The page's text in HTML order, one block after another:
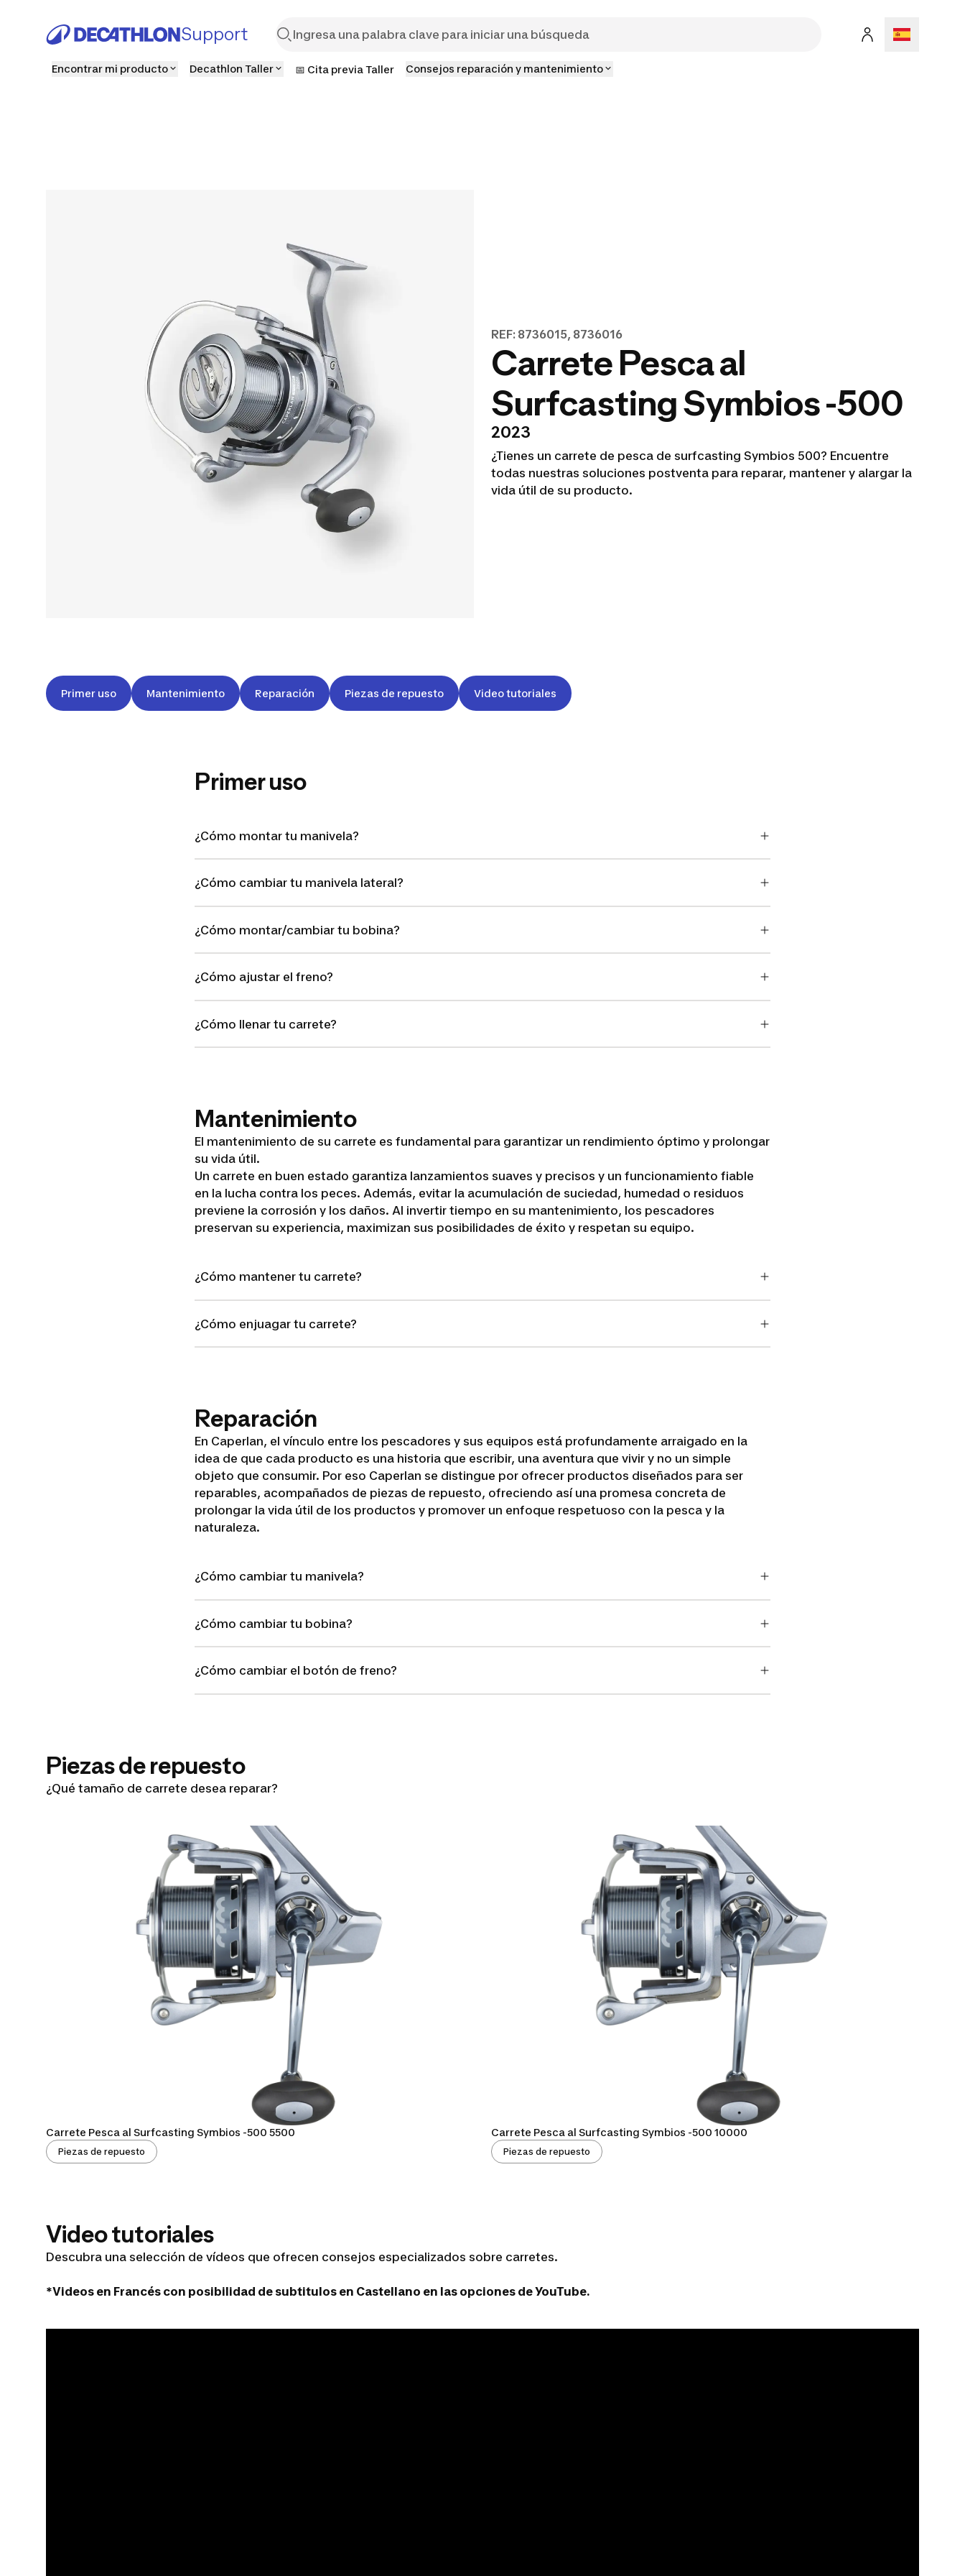
Support
Encontrar mi producto Decathlon Taller 📅 Cita previa Taller Consejos reparación y mantenimiento
REF: 8736015, 8736016
Carrete Pesca al
Surfcasting Symbios -500
2023
¿Tienes un carrete de pesca de surfcasting Symbios 500? Encuentre
todas nuestras soluciones postventa para reparar, mantener y alargar la
vida útil de su producto.
Primer uso Mantenimiento Reparación Piezas de repuesto Video tutoriales
Primer uso
¿Cómo montar tu manivela?
¿Cómo cambiar tu manivela lateral?
¿Cómo montar/cambiar tu bobina?
¿Cómo ajustar el freno?
¿Cómo llenar tu carrete?
Mantenimiento
El mantenimiento de su carrete es fundamental para garantizar un rendimiento óptimo y prolongar
su vida útil.
Un carrete en buen estado garantiza lanzamientos suaves y precisos y un funcionamiento fiable
en la lucha contra los peces. Además, evitar la acumulación de suciedad, humedad o residuos
previene la corrosión y los daños. Al invertir tiempo en su mantenimiento, los pescadores
preservan su experiencia, maximizan sus posibilidades de éxito y respetan su equipo.
¿Cómo mantener tu carrete?
¿Cómo enjuagar tu carrete?
Reparación
En Caperlan, el vínculo entre los pescadores y sus equipos está profundamente arraigado en la
idea de que cada producto es una historia que escribir, una aventura que vivir y no un simple
objeto que consumir. Por eso Caperlan se distingue por ofrecer productos diseñados para ser
reparables, acompañados de piezas de repuesto, ofreciendo así una promesa concreta de
prolongar la vida útil de los productos y promover un enfoque respetuoso con la pesca y la
naturaleza.
¿Cómo cambiar tu manivela?
¿Cómo cambiar tu bobina?
¿Cómo cambiar el botón de freno?
Piezas de repuesto
¿Qué tamaño de carrete desea reparar?
Carrete Pesca al Surfcasting Symbios -500 5500
Piezas de repuesto
Carrete Pesca al Surfcasting Symbios -500 10000
Piezas de repuesto
Video tutoriales
Descubra una selección de vídeos que ofrecen consejos especializados sobre carretes.
*Videos en Francés con posibilidad de subtitulos en Castellano en las opciones de YouTube.